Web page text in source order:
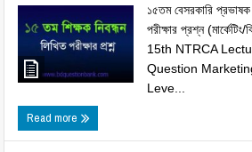
১৫তম বেসরকারি
পরীক্ষার প্রশ্ন
15th NTRCA
Question
Leve...
Read more